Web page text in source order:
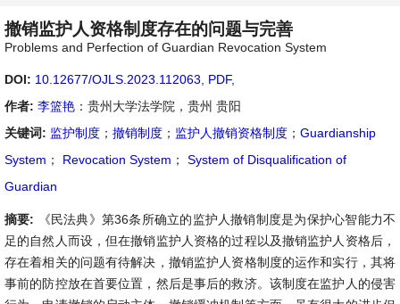
撤销监护人资格制度存在的问题与完善
Problems and Perfection of Guardian Revocation System
DOI: 10.12677/OJLS.2023.112063 PDF,
作者: 李篮艳 ：贵州大学法学院，贵州 贵阳
关键词: 监护制度 ； 撤销制度 ； 监护人撤销资格制度 ； Guardianship
System ； Revocation System ；
System of Disqualification of
Guardian
摘要:
《民法典》第36条所确立的监护人撤销制度是为保护心智能力不
足的自然人而设，但在撤销监护人资格的过程以及撤销监护人资格后，
存在着相关的问题有待解决，撤销监护人资格制度的运作和实行，其将
事前的防控放在首要位置，然后是事后的救济。该制度在监护人的侵害